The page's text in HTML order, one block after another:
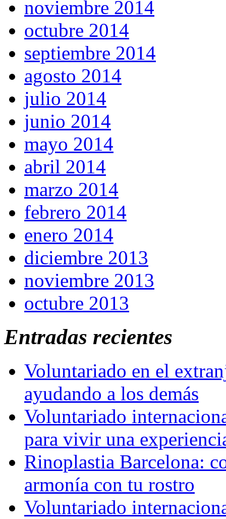
noviembre 2014
octubre 2014
septiembre 2014
agosto 2014
julio 2014
junio 2014
mayo 2014
abril 2014
marzo 2014
febrero 2014
enero 2014
diciembre 2013
noviembre 2013
octubre 2013
Entradas recientes
Voluntariado en el
ayudando a los demás
Voluntariado
para vivir una
Rinoplastia Barcelona:
armonía con tu rostro
Voluntariado